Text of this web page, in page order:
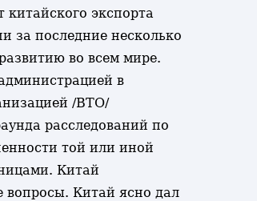
экспорта
за последние несколько
во всем мире.
в
/ВТО/
расследований по
той или иной
Китай
вопросы. Китай ясно дал